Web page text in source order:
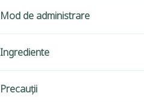
Mod de administrare
Ingrediente
Precauții